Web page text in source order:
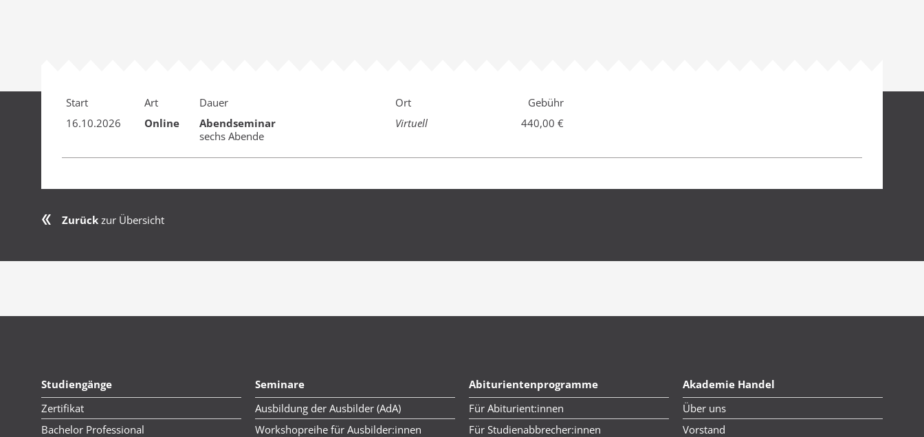
Start Art Dauer Ort
Gebühr
16.10.2026
Online
Abend­seminar
sechs Abende
Virtuell 440,00 €
Zurück zur Übersicht
Studiengänge
Zertifikat
Bachelor Professional
Seminare
Ausbildung der Ausbilder (AdA)
Workshopreihe für Ausbilder:innen
Abiturientenprogramme
Für Abiturient:innen
Für Studienabbrecher:innen
Akademie Handel
Über uns
Vorstand